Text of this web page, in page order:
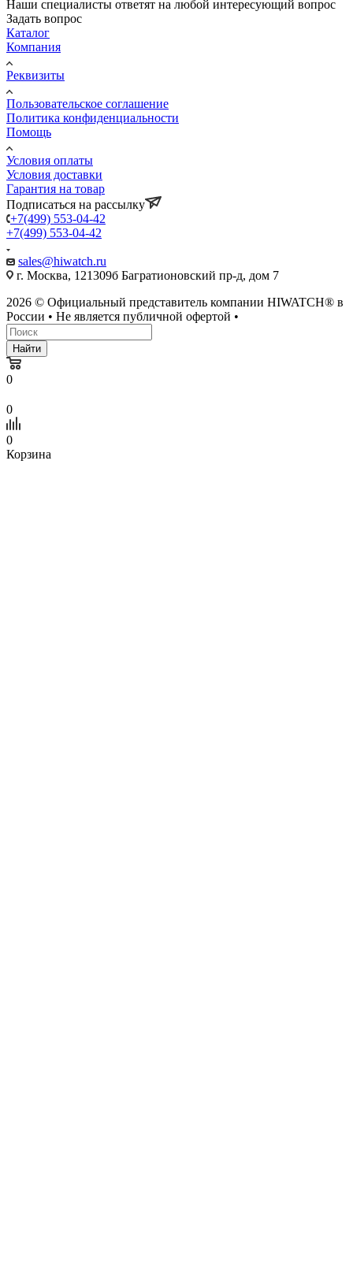
Наши специалисты ответят на любой интересующий вопрос
Задать вопрос
Каталог
Компания
Реквизиты
Пользовательское соглашение
Политика конфиденциальности
Помощь
Условия оплаты
Условия доставки
Гарантия на товар
Подписаться на рассылку
+7(499) 553-04-42
+7(499) 553-04-42
sales@hiwatch.ru
г. Москва, 121309б Багратионовский пр-д, дом 7
2026 © Официальный представитель компании HIWATCH® в
России • Не является публичной офертой •
Найти
0
0
0
Корзина